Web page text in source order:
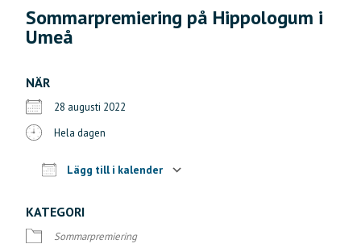
Sommarpremiering på Hippologum i
Umeå
NÄR
28 augusti 2022
Hela dagen
Lägg till i kalender
KATEGORI
Sommarpremiering